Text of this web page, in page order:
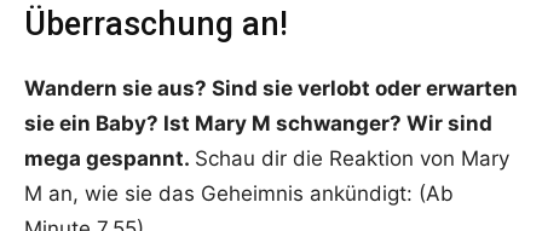
Überraschung an!
Wandern sie aus? Sind sie verlobt oder erwarten
sie ein Baby? Ist Mary M schwanger? Wir sind
mega gespannt. Schau dir die Reaktion von Mary
M an, wie sie das Geheimnis ankündigt: (Ab